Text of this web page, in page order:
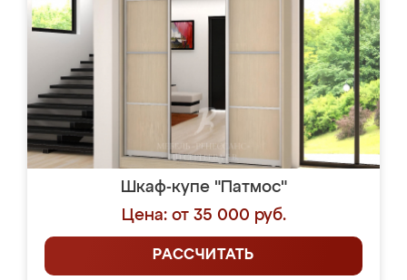
Шкаф-купе "Патмос"
Цена: от 35 000 руб.
РАССЧИТАТЬ